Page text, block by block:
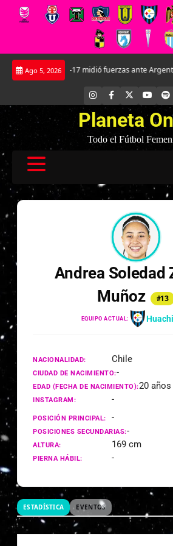
Saltar
Ago 5, 2026
La Roja Sub-17 midió fuerzas ante Argentina
INSTAGRAM
FACEBOOK
Planeta
Todo el Fútbol
Andrea Soledad
Muñoz
#13
EQUIPO ACTUAL:
NACIONALIDAD: Chile
CIUDAD DE NACIMIENTO:-
EDAD (FECHA DE NACIMIENTO):20
INSTAGRAM: -
POSICIÓN PRINCIPAL: -
POSICIONES SECUNDARIAS:-
ALTURA: 169 cm
PIERNA HÁBIL: -
ESTADÍSTICA EVENTOS